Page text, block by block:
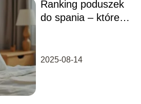
Ranking poduszek
do spania – które
2025-08-14